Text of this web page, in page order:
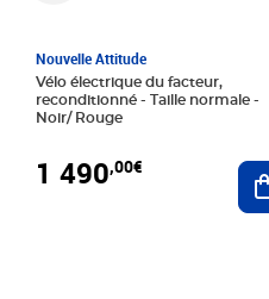
Nouvelle Attitude
Vélo électrique du facteur,
reconditionné - Taille normale -
Noir/ Rouge
1 490,00€